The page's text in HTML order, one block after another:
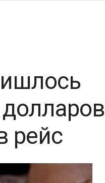
рейс